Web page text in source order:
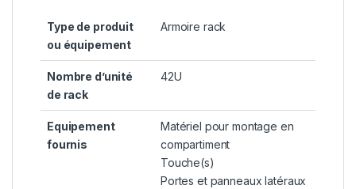
Type de produit
ou équipement
Armoire rack
Nombre d’unité
de rack
42U
Equipement
fournis
Matériel pour montage en
compartiment
Touche(s)
Portes et panneaux latéraux